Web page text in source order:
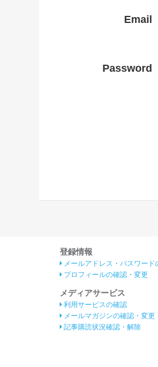
Email
Password
登録情報
メールアドレス・パスワード
プロフィールの確認・変更
メディアサービス
利用サービスの確認
メールマガジンの確認・変更
記事購読状況確認・解除